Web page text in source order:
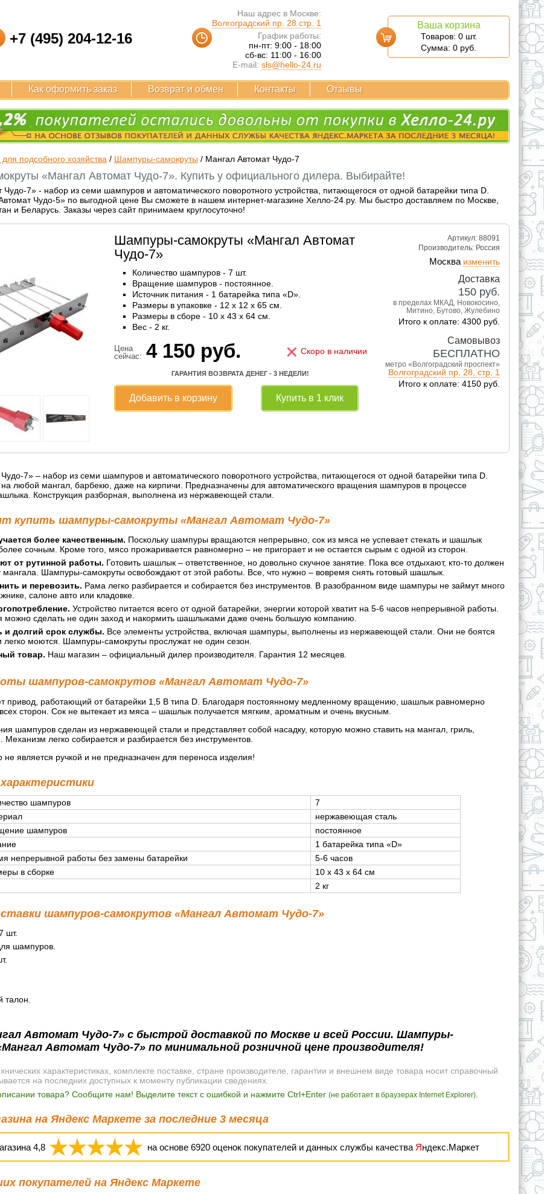
+7 (495) 204-12-16
Наш адрес в Москве:
Волгоградский пр. 28 стр. 1
График работы:
пн-пт: 9:00 - 18:00
сб-вс: 11:00 - 16:00
E-mail: sls@hello-24.ru
Ваша корзина
Товаров: 0 шт.
Сумма: 0 руб.
Как оформить заказ Возврат и обмен Контакты Отзывы
подсобного хозяйства / Шампуры-самокруты / Мангал Автомат Чудо-7
«Мангал Автомат Чудо-7». Купить у официального дилера. Выбирайте!
7» - набор из семи шампуров и автоматического поворотного устройства, питающегося от одной батарейки типа D.
Чудо-5» по выгодной цене Вы сможете в нашем интернет-магазине Хелло-24.ру. Мы быстро доставляем по Москве,
и Беларусь. Заказы через сайт принимаем круглосуточно!
Артикул: 88091
Производитель: Россия
Москва изменить
Доставка
150 руб.
в пределах МКАД, Новокосино,
Митино, Бутово, Жулебино
Итого к оплате: 4300 руб.
Самовывоз
БЕСПЛАТНО
метро «Волгоградский проспект»
Волгоградский пр. 28, стр. 1
Итого к оплате: 4150 руб.
Шампуры-самокруты «Мангал Автомат
Чудо-7»
Количество шампуров - 7 шт.
Вращение шампуров - постоянное.
Источник питания - 1 батарейка типа «D».
Размеры в упаковке - 12 x 12 x 65 см.
Размеры в сборе - 10 x 43 x 64 см.
Вес - 2 кг.
Цена
сейчас: 4 150 руб. × Скоро в наличии
ГАРАНТИЯ ВОЗВРАТА ДЕНЕГ - 3 НЕДЕЛИ!
Добавить в корзину Купить в 1 клик
7» – набор из семи шампуров и автоматического поворотного устройства, питающегося от одной батарейки типа D.
на любой мангал, барбекю, даже на кирпичи. Предназначены для автоматического вращения шампуров в процессе
Конструкция разборная, выполнена из нержавеющей стали.
купить шампуры-самокруты «Мангал Автомат Чудо-7»
более качественным. Поскольку шампуры вращаются непрерывно, сок из мяса не успевает стекать и шашлык
сочным. Кроме того, мясо прожаривается равномерно – не пригорает и не остается сырым с одной из сторон.
от рутинной работы. Готовить шашлык – ответственное, но довольно скучное занятие. Пока все отдыхают, кто-то должен
мангала. Шампуры-самокруты освобождают от этой работы. Все, что нужно – вовремя снять готовый шашлык.
и перевозить. Рама легко разбирается и собирается без инструментов. В разобранном виде шампуры не займут много
салоне авто или кладовке.
Устройство питается всего от одной батарейки, энергии которой хватит на 5-6 часов непрерывной работы.
можно сделать не один заход и накормить шашлыками даже очень большую компанию.
и долгий срок службы. Все элементы устройства, включая шампуры, выполнены из нержавеющей стали. Они не боятся
легко моются. Шампуры-самокруты прослужат не один сезон.
товар. Наш магазин – официальный дилер производителя. Гарантия 12 месяцев.
шампуров-самокрутов «Мангал Автомат Чудо-7»
привод, работающий от батарейки 1,5 В типа D. Благодаря постоянному медленному вращению, шашлык равномерно
сторон. Сок не вытекает из мяса – шашлык получается мягким, ароматным и очень вкусным.
шампуров сделан из нержавеющей стали и представляет собой насадку, которую можно ставить на мангал, гриль,
Механизм легко собирается и разбирается без инструментов.
не является ручкой и не предназначен для переноса изделия!
характеристики
шампуров
7
нержавеющая сталь
шампуров
постоянное
1 батарейка типа «D»
непрерывной работы без замены батарейки
5-6 часов
в сборке
10 х 43 х 64 см
2 кг
шампуров-самокрутов «Мангал Автомат Чудо-7»
шт.
шампуров.
талон.
Автомат Чудо-7» с быстрой доставкой по Москве и всей России. Шампуры-
Автомат Чудо-7» по минимальной розничной цене производителя!
характеристиках, комплекте поставке, стране производителе, гарантии и внешнем виде товара носит справочный
на последних доступных к моменту публикации сведениях.
товара? Сообщите нам! Выделите текст с ошибкой и нажмите Ctrl+Enter (не работает в браузерах Internet Explorer).
на Яндекс Маркете за последние 3 месяца
4,8 на основе6920 оценок покупателей и данных службы качества Яндекс.Маркет
покупателей на Яндекс Маркете